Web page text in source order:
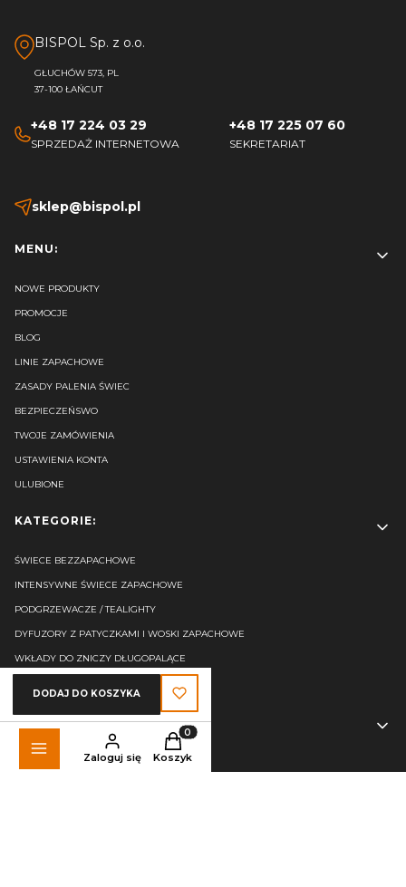
BISPOL Sp. z o.o.
GŁUCHÓW 573, PL
37-100 ŁAŃCUT
+48 17 224 03 29
SPRZEDAŻ INTERNETOWA
+48 17 225 07 60
SEKRETARIAT
sklep@bispol.pl
Linki w stopce
MENU:
NOWE PRODUKTY
PROMOCJE
BLOG
LINIE ZAPACHOWE
ZASADY PALENIA ŚWIEC
BEZPIECZEŃSWO
TWOJE ZAMÓWIENIA
USTAWIENIA KONTA
ULUBIONE
KATEGORIE:
ŚWIECE BEZZAPACHOWE
INTENSYWNE ŚWIECE ZAPACHOWE
PODGRZEWACZE / TEALIGHTY
DYFUZORY Z PATYCZKAMI I WOSKI ZAPACHOWE
WKŁADY DO ZNICZY DŁUGOPALĄCE
SKLEP:
REGULAMIN SKLEPU INTERNETOWEGO
DODAJ DO KOSZYKA
Zaloguj się
Produkty w koszyku: 0. Zobacz
Koszyk